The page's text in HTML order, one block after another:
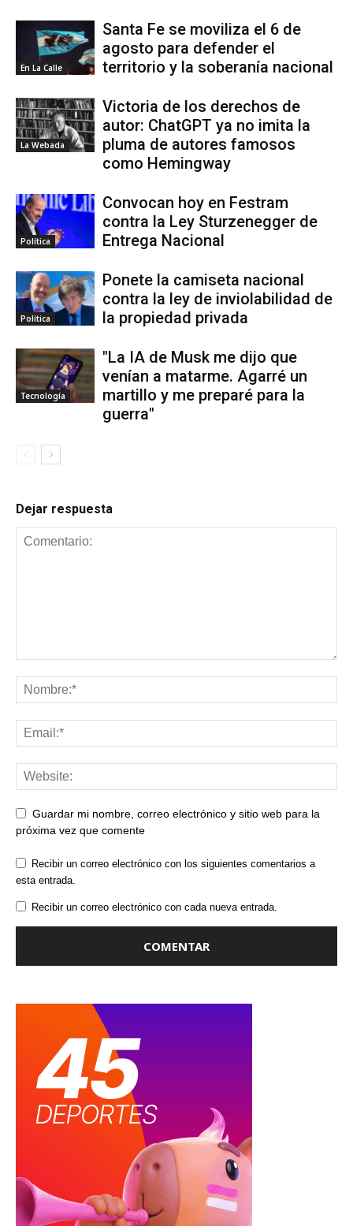
En La Calle
Santa Fe se moviliza el 6 de
agosto para defender el
territorio y la soberanía nacional
La Webada
Victoria de los derechos de
autor: ChatGPT ya no imita la
pluma de autores famosos
como Hemingway
Política
Convocan hoy en Festram
contra la Ley Sturzenegger de
Entrega Nacional
Política
Ponete la camiseta nacional
contra la ley de inviolabilidad de
la propiedad privada
Tecnología
"La IA de Musk me dijo que
venían a matarme. Agarré un
martillo y me preparé para la
guerra"
Dejar respuesta
Guardar mi nombre, correo electrónico y sitio web para la
próxima vez que comente
Recibir un correo electrónico con los siguientes comentarios a
esta entrada.
Recibir un correo electrónico con cada nueva entrada.